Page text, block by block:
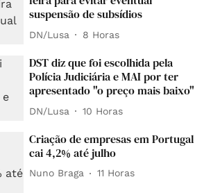
suspensão de subsídios
DN/Lusa 8 Horas
DST diz que foi escolhida pela
Polícia Judiciária e MAI por ter
apresentado "o preço mais baixo"
DN/Lusa 10 Horas
Criação de empresas em Portugal
cai 4,2% até julho
Nuno Braga 11 Horas